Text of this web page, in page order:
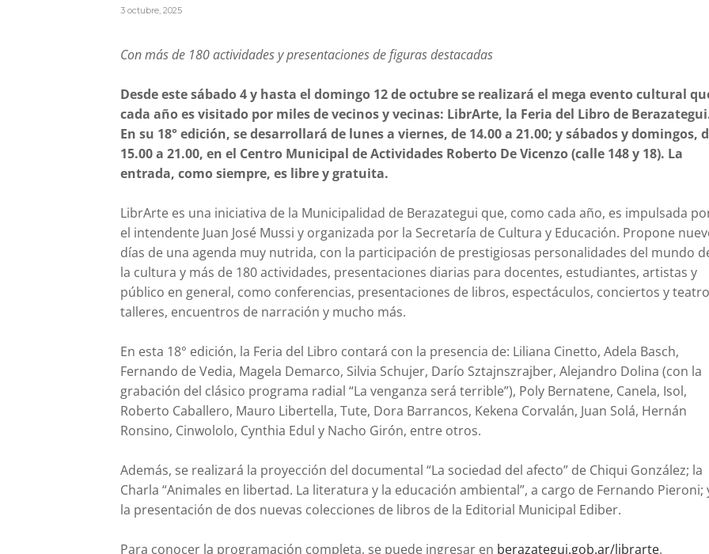
3 octubre, 2025
Con más de 180 actividades y presentaciones de figuras destacadas
Desde este sábado 4 y hasta el domingo 12 de octubre se realizará el mega evento cultural
cada año es visitado por miles de vecinos y vecinas: LibrArte, la Feria del Libro de
En su 18° edición, se desarrollará de lunes a viernes, de 14.00 a 21.00; y sábados y domingos,
15.00 a 21.00, en el Centro Municipal de Actividades Roberto De Vicenzo (calle 148 y 18). La
entrada, como siempre, es libre y gratuita.
LibrArte es una iniciativa de la Municipalidad de Berazategui que, como cada año, es impulsada
el intendente Juan José Mussi y organizada por la Secretaría de Cultura y Educación. Propone
días de una agenda muy nutrida, con la participación de prestigiosas personalidades del mundo
la cultura y más de 180 actividades, presentaciones diarias para docentes, estudiantes, artistas y
público en general, como conferencias, presentaciones de libros, espectáculos, conciertos y
talleres, encuentros de narración y mucho más.
En esta 18° edición, la Feria del Libro contará con la presencia de: Liliana Cinetto, Adela Basch,
Fernando de Vedia, Magela Demarco, Silvia Schujer, Darío Sztajnszrajber, Alejandro Dolina (con la
grabación del clásico programa radial “La venganza será terrible”), Poly Bernatene, Canela, Isol,
Roberto Caballero, Mauro Libertella, Tute, Dora Barrancos, Kekena Corvalán, Juan Solá, Hernán
Ronsino, Cinwololo, Cynthia Edul y Nacho Girón, entre otros.
Además, se realizará la proyección del documental “La sociedad del afecto” de Chiqui González; la
Charla “Animales en libertad. La literatura y la educación ambiental”, a cargo de Fernando Pieroni;
la presentación de dos nuevas colecciones de libros de la Editorial Municipal Ediber.
Para conocer la programación completa, se puede ingresar en berazategui.gob.ar/librarte.